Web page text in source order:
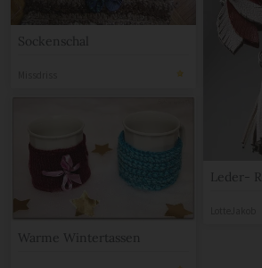
Sockenschal
Leder-
Warme Wintertassen